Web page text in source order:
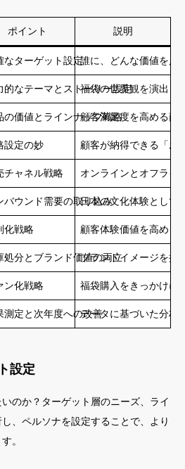
ポイント 説明
なターゲット設定誰に、どんな価値を届
的なテーマとストーリー設定
福袋の世界観を演出し
の価値とラインナップ戦略顧客満足度を高める商
設定の妙 顧客が納得できる「お
チャネル戦略 オンラインとオフライ
バウンド需要の取り込み日本の文化体験として
化戦略 顧客体験価値を高める
処分とブランド価値の両立ブランドイメージを損
ン化戦略 福袋購入をきっかけに
測定と次年度への改善データに基づいた分析
設定
のか？ターゲット層のニーズ、ライ
、ペルソナを設定することで、より
。